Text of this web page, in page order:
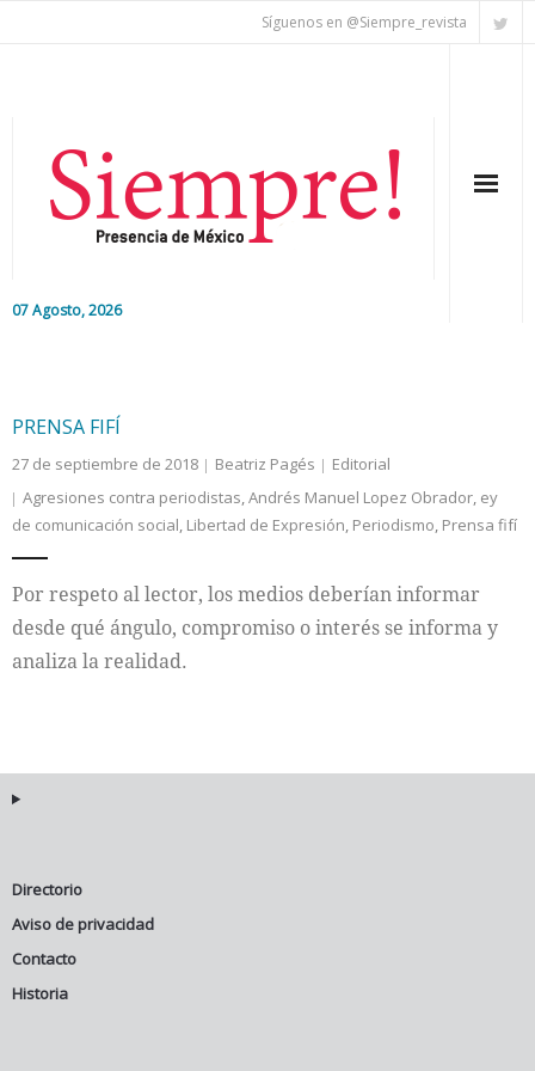
Síguenos en @Siempre_revista
07 Agosto, 2026
Editorial
Nacional
Colaboradores
Internacional
Cultura
PRENSA FIFÍ
27 de septiembre de 2018 Beatriz Pagés
Editorial
Agresiones contra periodistas,Andrés Manuel Lopez Obrador, ey
de comunicación social, Libertad de Expresión, Periodismo, Prensa fifí
Por respeto al lector, los medios deberían informar
desde qué ángulo, compromiso o interés se informa y
analiza la realidad.
Directorio
Aviso de privacidad
Contacto
Historia